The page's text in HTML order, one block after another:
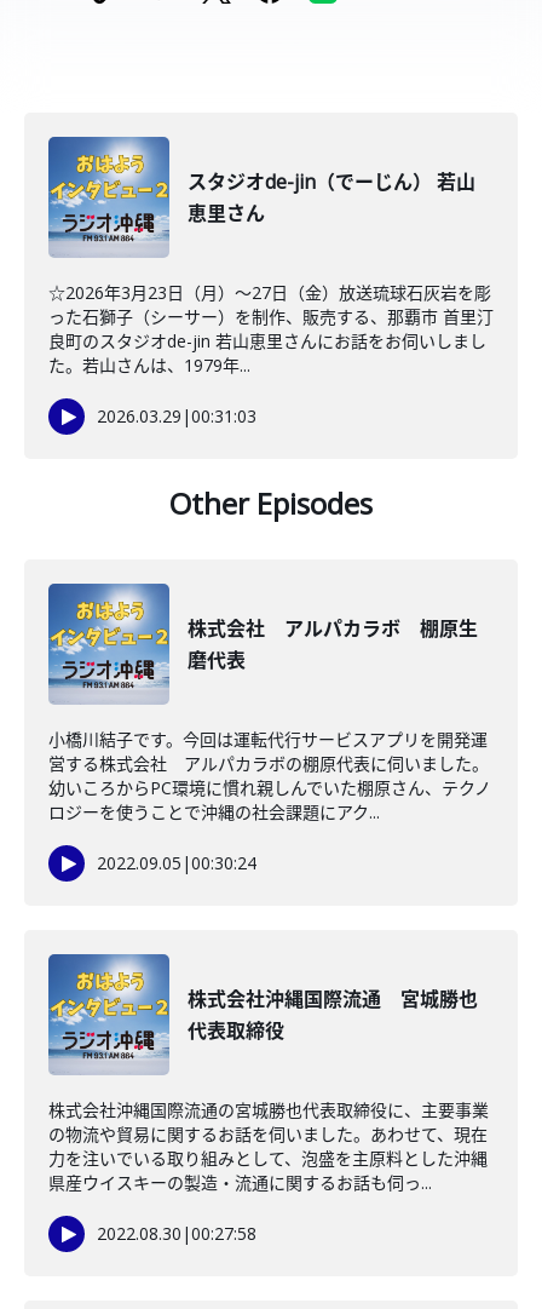
スタジオde-jin（でーじん） 若山
恵里さん
☆2026年3月23日（月）～27日（金）放送琉球石灰岩を彫
った石獅子（シーサー）を制作、販売する、那覇市 首里汀
良町のスタジオde-jin 若山恵里さんにお話をお伺いしまし
た。若山さんは、1979年...
2026.03.29 |00:31:03
Other Episodes
株式会社 アルパカラボ 棚原生
磨代表
小橋川結子です。今回は運転代行サービスアプリを開発運
営する株式会社 アルパカラボの棚原代表に伺いました。
幼いころからPC環境に慣れ親しんでいた棚原さん、テクノ
ロジーを使うことで沖縄の社会課題にアク...
2022.09.05 |00:30:24
株式会社沖縄国際流通 宮城勝也
代表取締役
株式会社沖縄国際流通の宮城勝也代表取締役に、主要事業
の物流や貿易に関するお話を伺いました。あわせて、現在
力を注いでいる取り組みとして、泡盛を主原料とした沖縄
県産ウイスキーの製造・流通に関するお話も伺っ...
2022.08.30 |00:27:58